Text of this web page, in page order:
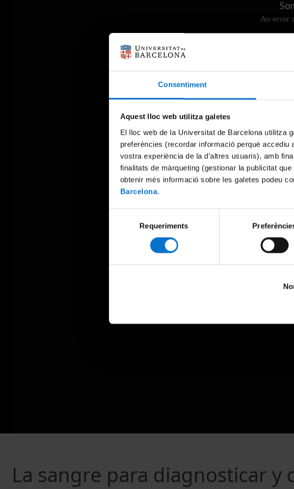
Consentiment
Aquest lloc web utilitza galetes
El lloc web de la Universitat de Barcelona utilitza
preferències (recordar informació perquè
vostra experiència de la d’altres usuaris), amb
finalitats de màrqueting (gestionar la publicitat
obtenir més informació sobre les galetes podeu
Barcelona.
consentiment
Requeriments
An error
La sangre para diagnosticar y